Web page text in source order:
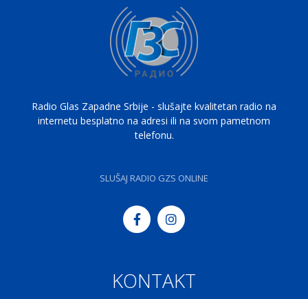
Radio Glas Zapadne Srbije - slušajte kvalitetan radio na
internetu besplatno na adresi ili na svom pametnom
telefonu.
SLUŠAJ RADIO GZS ONLINE
KONTAKT